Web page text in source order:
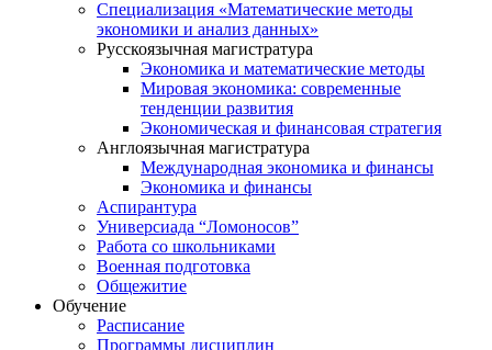
Специализация «Математические методы
экономики и анализ данных»
Русскоязычная магистратура
Экономика и математические методы
Мировая экономика: современные
тенденции развития
Экономическая и финансовая стратегия
Англоязычная магистратура
Международная экономика и финансы
Экономика и финансы
Аспирантура
Универсиада “Ломоносов”
Работа со школьниками
Военная подготовка
Общежитие
Обучение
Расписание
Программы дисциплин